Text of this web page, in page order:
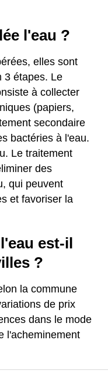
l'eau ?
elles sont
3 étapes. Le
à collecter
(papiers,
secondaire
bactéries à l'eau.
Le traitement
des
qui peuvent
et favoriser la
est-il
?
la commune
de prix
dans le mode
l'acheminement